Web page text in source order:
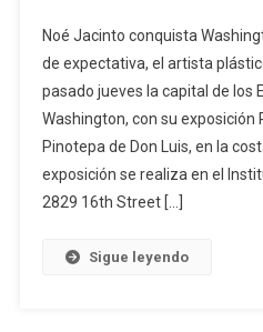
Noé Jacinto conquista
de expectativa, el artista
pasado jueves la capital de los
Washington, con su exposición
Pinotepa de Don Luis, en la
exposición se realiza en el
2829 16th Street […]
Sigue leyendo